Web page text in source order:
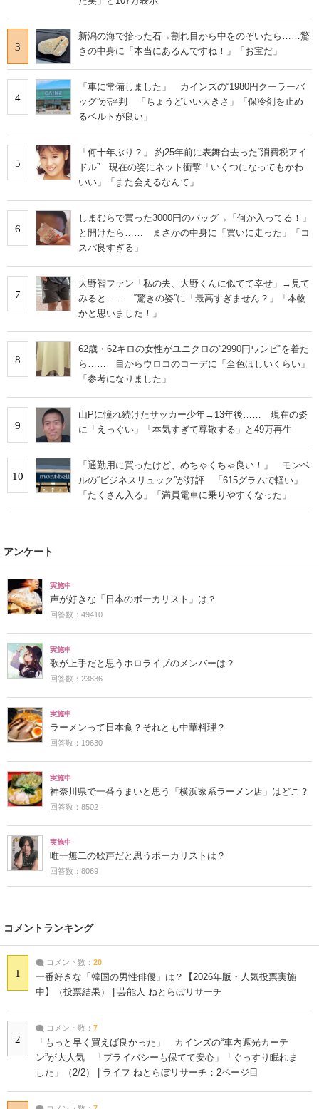
3
新潟の海で拾った石→割れ目から中をのぞいたら……驚
きの中身に「本当にあるんですね！」「お宝だ」
4
「車に常備しました」 カインズの“1980円クーラーバ
ッグ”が評判 「ちょうどいい大きさ」「保冷剤を止め
るベルトが良い」
5
「何十年ぶり？」 約25年前に表舞台去った“消費税アイ
ドル” 現在の姿にネット衝撃「いくつになってもかわ
いい」「また会えるなんて」
6
しまむらで買った3000円のバッグ→「何か入ってる！」
と開けたら…… まさかの中身に「買いに走った」「コ
スパ良すぎる」
7
大野智ファン「私の夫、大野くんに似てて幸せ」→見て
みると…… ‟驚きの姿”に「最高すぎません？」「本物
かと思いました！」
8
62歳・62キロの女性がユニクロの“2990円ワンピ”を着た
ら…… 目からウロコのコーデに「全色ほしいくらい」
「参考になりました」
9
山Pに憧れ続けたサッカー少年→13年後…… 現在の姿
に「えっぐい」「本気すぎて尊敬する」と49万再生
10
「通勤用に買ったけど、めちゃくちゃ良い！」 モンベ
ルの“ビジネスリュック”が好評 「615グラムで軽い」
「たくさん入る」「満員電車に乗りやすくなった」
アンケート
実施中
声が好きな「日本のボーカリスト」は？
回答数：49410
実施中
歌が上手だと思うホロライブのメンバーは？
回答数：23836
実施中
ラーメンって日本食？それとも中華料理？
回答数：19630
実施中
神奈川県で一番うまいと思う「横浜家系ラーメン店」はどこ？
回答数：8502
実施中
唯一無二の歌声だと思うボーカリストは？
回答数：8069
コメントランキング
1
コメント数： 20
一番好きな「韓国の男性俳優」は？【2026年版・人気投票実施
中】（投票結果） | 芸能人 ねとらぼリサーチ
2
コメント数： 7
「もっと早く買えば良かった」 カインズの“車内遮光カーテ
ン”が大人気 「プライバシーも保てて安心」「ぐっすり眠れま
した」（2/2） | ライフ ねとらぼリサーチ：2ページ目